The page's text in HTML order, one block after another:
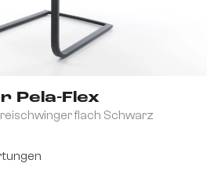
Pela-Flex
flach Schwarz